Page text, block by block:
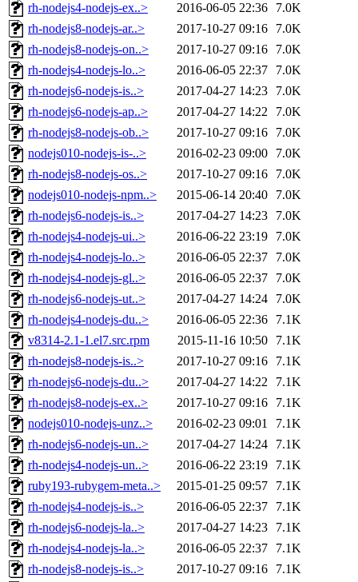
rh-nodejs4-nodejs-ex..>
2016-06-05 22:36
7.0K
rh-nodejs8-nodejs-ar..>
2017-10-27 09:16
7.0K
rh-nodejs8-nodejs-on..>
2017-10-27 09:16
7.0K
rh-nodejs4-nodejs-lo..>
2016-06-05 22:37
7.0K
rh-nodejs6-nodejs-is..>
2017-04-27 14:23
7.0K
rh-nodejs6-nodejs-ap..>
2017-04-27 14:22
7.0K
rh-nodejs8-nodejs-ob..>
2017-10-27 09:16
7.0K
nodejs010-nodejs-is-..>
2016-02-23 09:00
7.0K
rh-nodejs8-nodejs-os..>
2017-10-27 09:16
7.0K
nodejs010-nodejs-npm..>
2015-06-14 20:40
7.0K
rh-nodejs6-nodejs-is..>
2017-04-27 14:23
7.0K
rh-nodejs4-nodejs-ui..>
2016-06-22 23:19
7.0K
rh-nodejs4-nodejs-lo..>
2016-06-05 22:37
7.0K
rh-nodejs4-nodejs-gl..>
2016-06-05 22:37
7.0K
rh-nodejs6-nodejs-ut..>
2017-04-27 14:24
7.0K
rh-nodejs4-nodejs-du..>
2016-06-05 22:36
7.1K
v8314-2.1-1.el7.src.rpm
2015-11-16 10:50
7.1K
rh-nodejs8-nodejs-is..>
2017-10-27 09:16
7.1K
rh-nodejs6-nodejs-du..>
2017-04-27 14:22
7.1K
rh-nodejs8-nodejs-ex..>
2017-10-27 09:16
7.1K
nodejs010-nodejs-unz..>
2016-02-23 09:01
7.1K
rh-nodejs6-nodejs-un..>
2017-04-27 14:24
7.1K
rh-nodejs4-nodejs-un..>
2016-06-22 23:19
7.1K
ruby193-rubygem-meta..>
2015-01-25 09:57
7.1K
rh-nodejs4-nodejs-is..>
2016-06-05 22:37
7.1K
rh-nodejs6-nodejs-la..>
2017-04-27 14:23
7.1K
rh-nodejs4-nodejs-la..>
2016-06-05 22:37
7.1K
rh-nodejs8-nodejs-is..>
2017-10-27 09:16 7.1K